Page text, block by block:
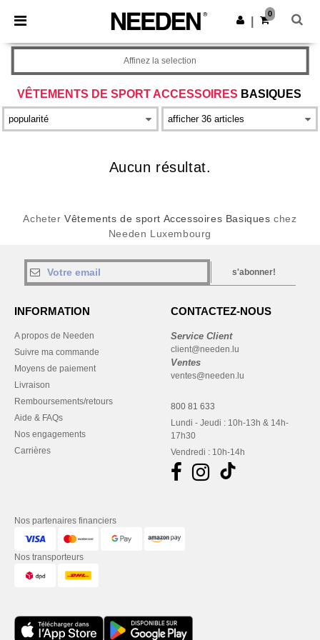
× Appli Needen
Meilleurs prix sur l’app !
Obtenir l'appli
0
VÊTEMENTS DE SPORT ACCESSOIRES BASIQUES
Affinez la selection
Aucun résultat.
AcheterVêtements de sport Accessoires Basiques chez
Needen Luxembourg
s'abonner!
INFORMATION
A propos de Needen
Suivre ma commande
Moyens de paiement
Livraison
Remboursements/retours
Aide & FAQs
Nos engagements
Carrières
CONTACTEZ-NOUS
Service Client
client@needen.lu
Ventes
ventes@needen.lu
800 81 633
Lundi - Jeudi : 10h-13h & 14h-
17h30
Vendredi : 10h-14h
Nos partenaires financiers
Nos transporteurs